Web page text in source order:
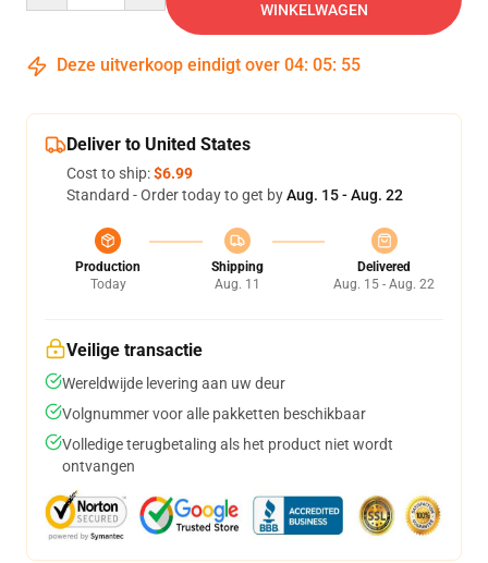
WINKELWAGEN
Deze uitverkoop eindigt over 04: 05: 54
Deliver to United States
Cost to ship:$6.99
Standard - Order today to get byAug. 15 - Aug. 22
Production
Today
Shipping
Aug. 11
Delivered
Aug. 15 - Aug. 22
Veilige transactie
Wereldwijde levering aan uw deur
Volgnummer voor alle pakketten beschikbaar
Volledige terugbetaling als het product niet wordt
ontvangen